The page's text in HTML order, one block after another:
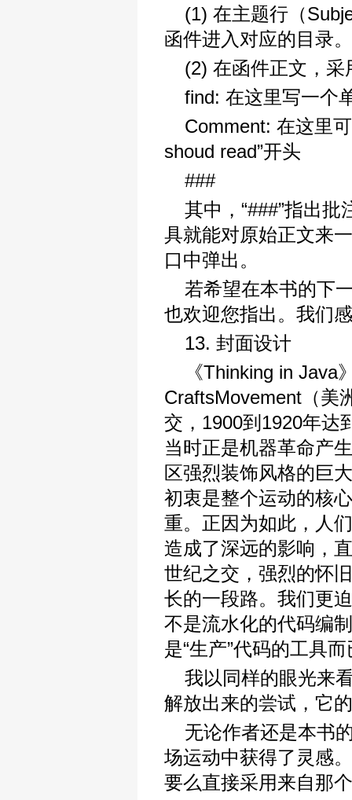
(1) 在主题行（
函件进入对应的目录。
(2) 在函件正文，采
find: 在这里写一个
Comment: 在这里
shoud read”开头
###
其中，“###”指出
具就能对原始正文来
口中弹出。
若希望在本书的下
也欢迎您指出。我们
13. 封面设计
《Thinking in
CraftsMovement（美
交，1900到1920年达
当时正是机器革命产
区强烈装饰风格的巨
初衷是整个运动的核
重。正因为如此，人
造成了深远的影响，
世纪之交，强烈的怀
长的一段路。我们更
不是流水化的代码编
是“生产”代码的工具
我以同样的眼光来
解放出来的尝试，它
无论作者还是本书
场运动中获得了灵感
要么直接采用来自那